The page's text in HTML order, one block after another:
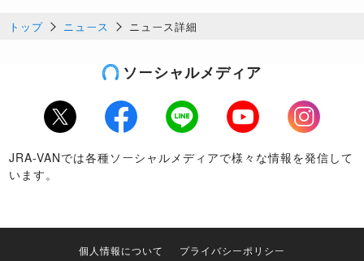
トップ ニュース ニュース詳細
ソーシャルメディア
Twitter Facebook LINE Youtube
Instagram
JRA-VANでは各種ソーシャルメディアで様々な情報を発信して
います。
個人情報について プライバシーポリシー